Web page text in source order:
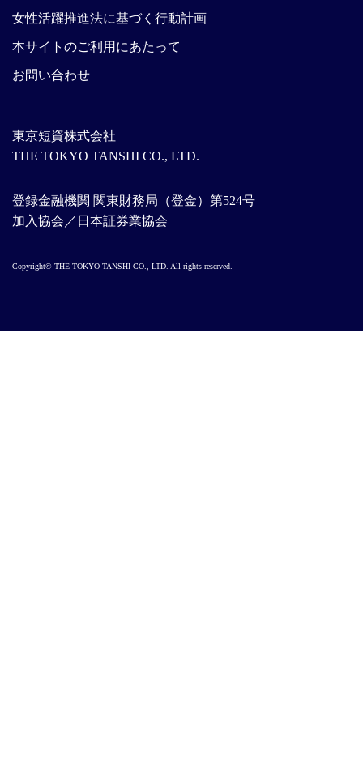
東京短資株式会社
THE TOKYO TANSHI CO., LTD.
登録金融機関 関東財務局（登金）第524号
加入協会／日本証券業協会
女性活躍推進法に基づく行動計画
本サイトのご利用にあたって
お問い合わせ
Copyright© THE TOKYO TANSHI CO., LTD. All rights reserved.